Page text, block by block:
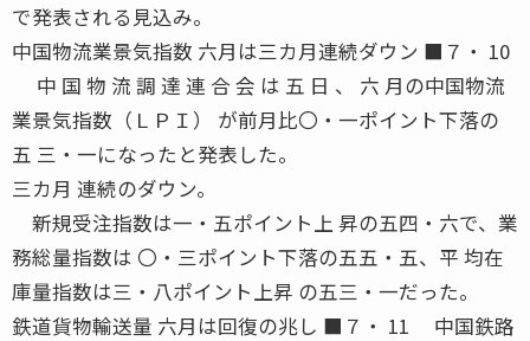
で発表される見込み。
中国物流業景気指数 六月は三カ月連続ダウン ■７・ 10
中 国 物 流 調 達 連 合 会 は 五 日 、 六 月の中国物流
業景気指数（ＬＰＩ） が前月比〇・一ポイント下落の
五 三・一になったと発表した。
三カ月 連続のダウン。
新規受注指数は一・五ポイント上 昇の五四・六で、業
務総量指数は 〇・三ポイント下落の五五・五、平 均在
庫量指数は三・八ポイント上昇 の五三・一だった。
鉄道貨物輸送量 六月は回復の兆し ■７・ 11 中国鉄路